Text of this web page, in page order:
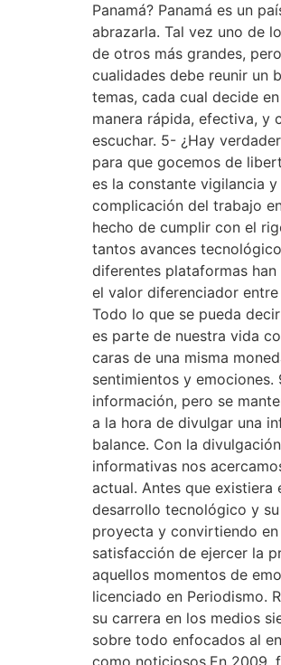
Panamá? Panamá es un
abrazarla. Tal vez uno de
de otros más grandes,
cualidades debe reunir un
temas, cada cual decide
manera rápida, efectiva, y
escuchar. 5- ¿Hay
para que gocemos de
es la constante vigilancia
complicación del trabajo
hecho de cumplir con el
tantos avances
diferentes plataformas
el valor diferenciador
Todo lo que se pueda
es parte de nuestra vida
caras de una misma
sentimientos y
información, pero se
a la hora de divulgar una
balance. Con la
informativas nos
actual. Antes que existiera
desarrollo tecnológico y
proyecta y convirtiendo en
satisfacción de ejercer la
aquellos momentos de
licenciado en Periodismo.
su carrera en los medios
sobre todo enfocados al
como noticiosos.En 2009,